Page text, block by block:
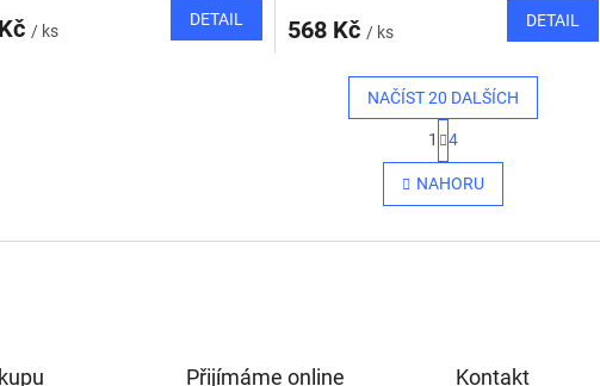
/ ks
DETAIL 568 Kč / ks
DETAIL
O
v
l
d
NAČÍST 20 DALŠÍCH
S
t
r
á
n
o
1 4
NAHORU
Přijímáme online Kontakt